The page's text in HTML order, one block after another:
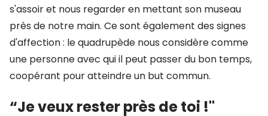
s'assoir et nous regarder en mettant son museau
près de notre main. Ce sont également des signes
d'affection : le quadrupède nous considère comme
une personne avec qui il peut passer du bon temps,
coopérant pour atteindre un but commun.
“Je veux rester près de toi !"